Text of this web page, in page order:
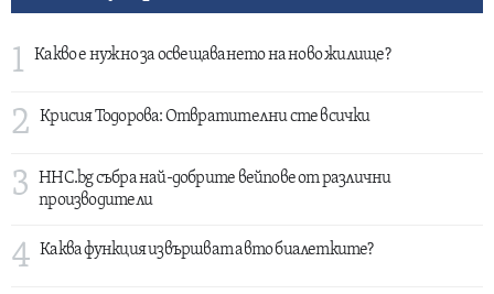
1 Какво е нужно за освещаването на ново жилище?
2 Крисия Тодорова: Отвратителни сте всички
3
HHC.bg събра най-добрите вейпове от различни
производители
4 Каква функция извършват авто биалетките?